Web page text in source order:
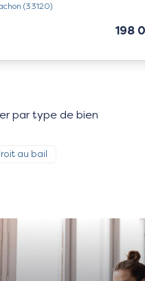
(33120)
198
par type de bien
au bail